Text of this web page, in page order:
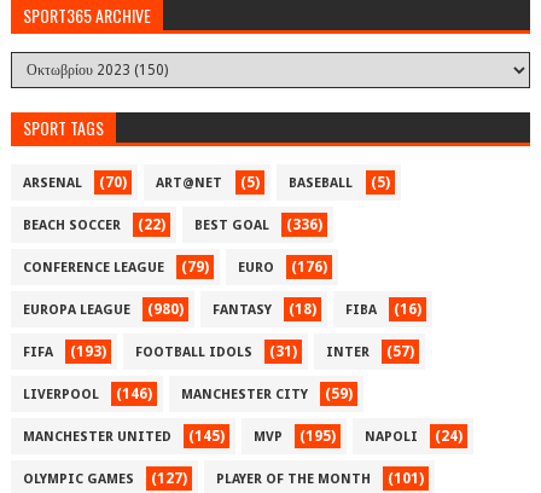
SPORT365 ARCHIVE
SPORT TAGS
ARSENAL (70) ART@NET (5) BASEBALL (5)
BEACH SOCCER (22) BEST GOAL (336)
CONFERENCE LEAGUE (79) EURO (176)
EUROPA LEAGUE (980) FANTASY (18) FIBA (16)
FIFA (193) FOOTBALL IDOLS (31) INTER (57)
LIVERPOOL (146) MANCHESTER CITY (59)
MANCHESTER UNITED (145) MVP (195) NAPOLI (24)
OLYMPIC GAMES (127) PLAYER OF THE MONTH (101)